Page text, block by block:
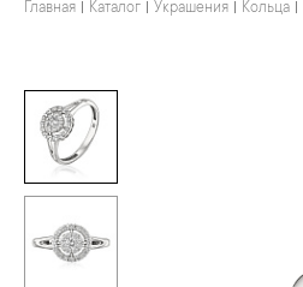
КОЛЬЦА
ПОДВЕСКИ И КРЕСТЫ
БРОШИ
ЦЕПИ
СТОЛОВЫЕ ПРИБОРЫ
ДЛЯ ЧАЯ
ДЛЯ КОФЕ
ДЕТЯМ
КОЛЬЦА
БРАСЛЕТЫ
КОЛЬЕ И ПОДВЕСКИ
КАМНЕРЕЗНОЕ
Главная Каталог Украшения Кольца